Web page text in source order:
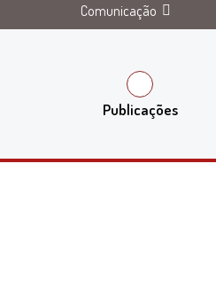
Comunicação
Publicações